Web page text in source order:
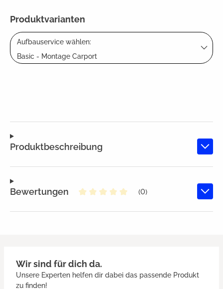
Produktvarianten
Aufbauservice wählen:
Basic - Montage Carport
Produktbeschreibung
Bewertungen
(0)
Wir sind für dich da.
Unsere Experten helfen dir dabei das passende Produkt
zu finden!